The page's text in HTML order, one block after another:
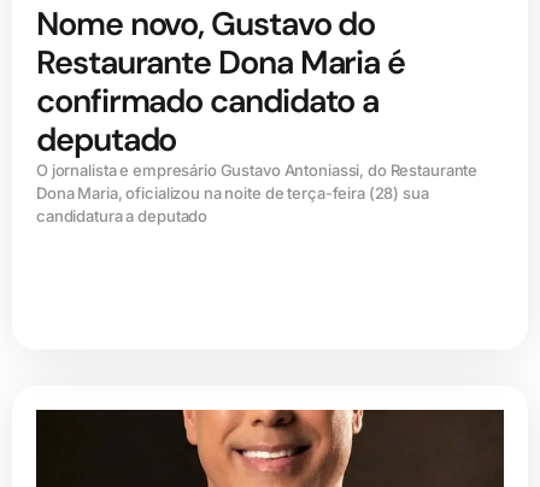
Nome novo, Gustavo do
Restaurante Dona Maria é
confirmado candidato a
deputado
O jornalista e empresário Gustavo Antoniassi, do Restaurante
Dona Maria, oficializou na noite de terça-feira (28) sua
candidatura a deputado